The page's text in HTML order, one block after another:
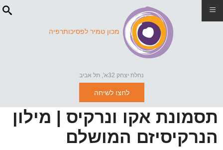
מכון טמיר לפסיכותרפיה
נחלת יצחק 32א', תל אביב
לחצו לשיחה
תסמונת אקו ונרקיס | מילון
הנרקיסיזם המושלם
≡